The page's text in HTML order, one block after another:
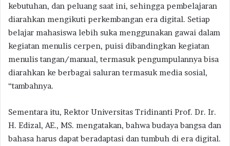
kebutuhan, dan peluang saat ini, sehingga pembelajaran
diarahkan mengikuti perkembangan era digital. Setiap
belajar mahasiswa lebih suka menggunakan gawai dalam
kegiatan menulis cerpen, puisi dibandingkan kegiatan
menulis tangan/manual, termasuk pengumpulannya bisa
diarahkan ke berbagai saluran termasuk media sosial,
“tambahnya.
Sementara itu, Rektor Universitas Tridinanti Prof. Dr. Ir.
H. Edizal, AE., MS. mengatakan, bahwa budaya bangsa dan
bahasa harus dapat beradaptasi dan tumbuh di era digital.